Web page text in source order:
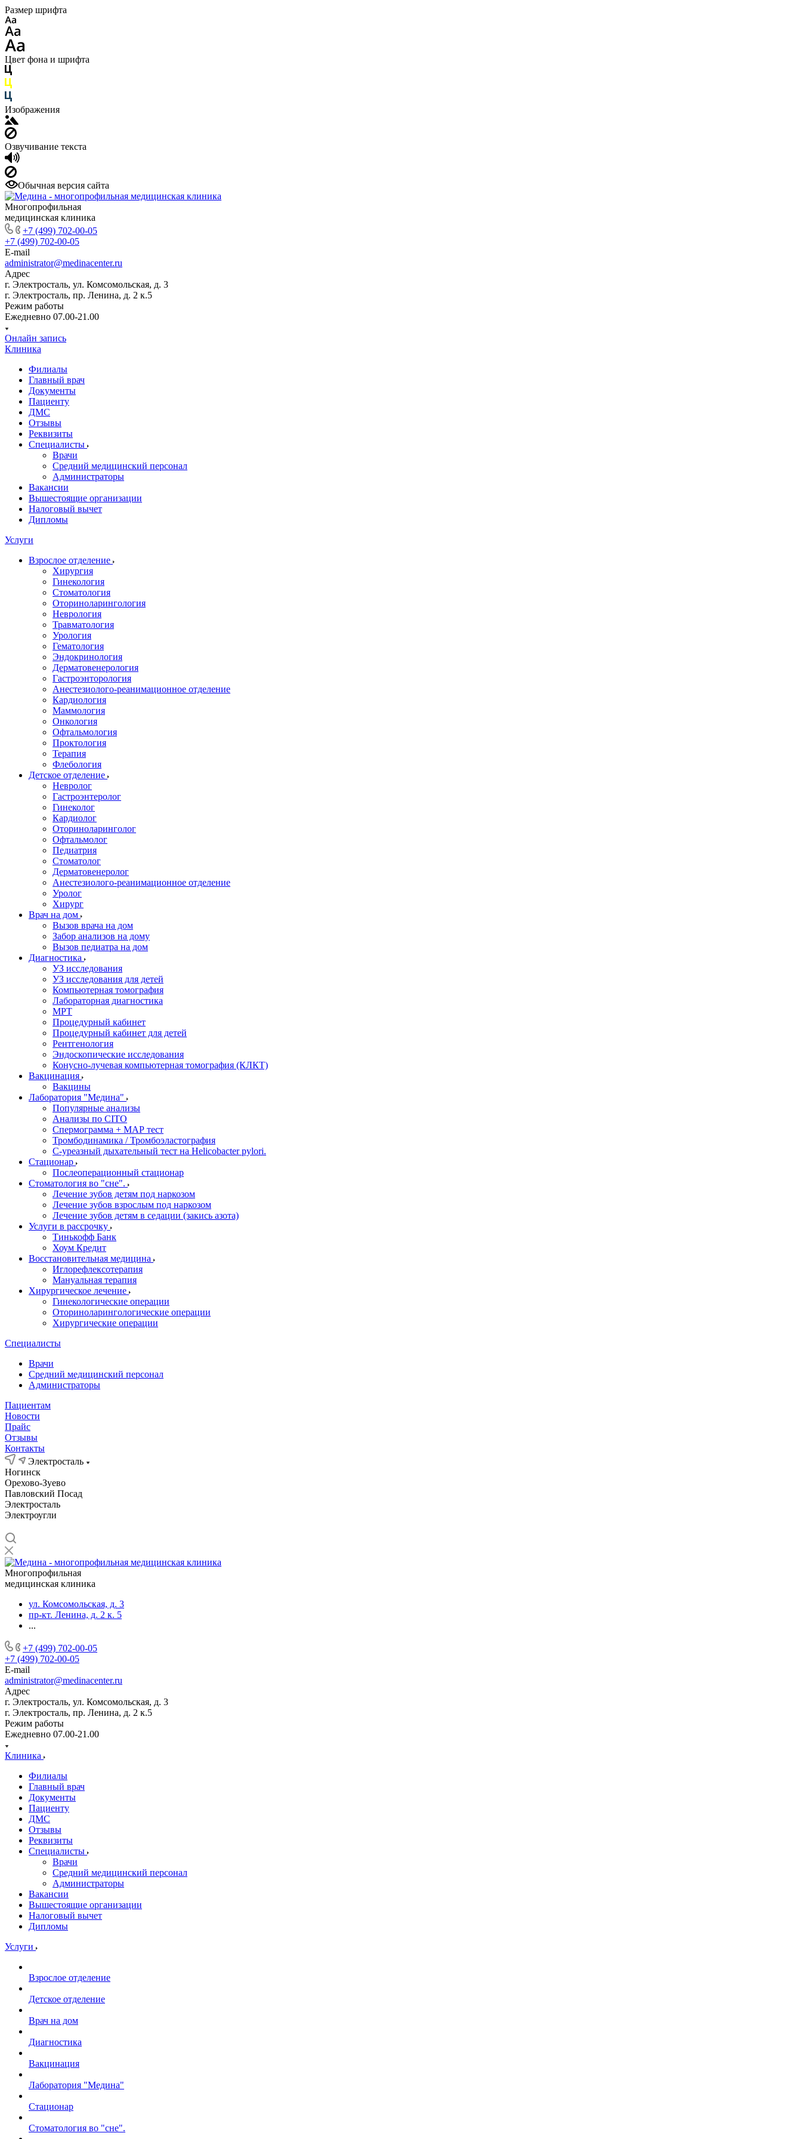
Размер шрифта
Цвет фона и шрифта
Изображения
Озвучивание текста
Обычная версия сайта
Многопрофильная
медицинская клиника
+7 (499) 702-00-05
+7 (499) 702-00-05
E-mail
administrator@medinacenter.ru
Адрес
г. Электросталь, ул. Комсомольская, д. 3
г. Электросталь, пр. Ленина, д. 2 к.5
Режим работы
Ежедневно 07.00-21.00
Онлайн запись
Клиника
Филиалы
Главный врач
Документы
Пациенту
ДМС
Отзывы
Реквизиты
Специалисты
Врачи
Средний медицинский персонал
Администраторы
Вакансии
Вышестоящие организации
Налоговый вычет
Дипломы
Услуги
Взрослое отделение
Хирургия
Гинекология
Стоматология
Оториноларингология
Неврология
Травматология
Урология
Гематология
Эндокринология
Дерматовенерология
Гастроэнторология
Анестезиолого-реанимационное отделение
Кардиология
Маммология
Онкология
Офтальмология
Проктология
Терапия
Флебология
Детское отделение
Невролог
Гастроэнтеролог
Гинеколог
Кардиолог
Оториноларинголог
Офтальмолог
Педиатрия
Стоматолог
Дерматовенеролог
Анестезиолого-реанимационное отделение
Уролог
Хирург
Врач на дом
Вызов врача на дом
Забор анализов на дому
Вызов педиатра на дом
Диагностика
УЗ исследования
УЗ исследования для детей
Компьютерная томография
Лабораторная диагностика
МРТ
Процедурный кабинет
Процедурный кабинет для детей
Рентгенология
Эндоскопические исследования
Конусно-лучевая компьютерная томография (КЛКТ)
Вакцинация
Вакцины
Лаборатория "Медина"
Популярные анализы
Анализы по CITO
Спермограмма + МАР тест
Тромбодинамика / Тромбоэластография
С-уреазный дыхательный тест на Helicobacter pylori.
Стационар
Послеоперационный стационар
Стоматология во "сне".
Лечение зубов детям под наркозом
Лечение зубов взрослым под наркозом
Лечение зубов детям в седации (закись азота)
Услуги в рассрочку
Тинькофф Банк
Хоум Кредит
Восстановительная медицина
Иглорефлексотерапия
Мануальная терапия
Хирургическое лечение
Гинекологические операции
Оториноларингологические операции
Хирургические операции
Специалисты
Врачи
Средний медицинский персонал
Администраторы
Пациентам
Новости
Прайс
Отзывы
Контакты
Электросталь
Ногинск
Орехово-Зуево
Павловский Посад
Электросталь
Электроугли
Многопрофильная
медицинская клиника
ул. Комсомольская, д. 3
пр-кт. Ленина, д. 2 к. 5
...
+7 (499) 702-00-05
+7 (499) 702-00-05
E-mail
administrator@medinacenter.ru
Адрес
г. Электросталь, ул. Комсомольская, д. 3
г. Электросталь, пр. Ленина, д. 2 к.5
Режим работы
Ежедневно 07.00-21.00
Клиника
Филиалы
Главный врач
Документы
Пациенту
ДМС
Отзывы
Реквизиты
Специалисты
Врачи
Средний медицинский персонал
Администраторы
Вакансии
Вышестоящие организации
Налоговый вычет
Дипломы
Услуги
Взрослое отделение
Детское отделение
Врач на дом
Диагностика
Вакцинация
Лаборатория "Медина"
Стационар
Стоматология во "сне".